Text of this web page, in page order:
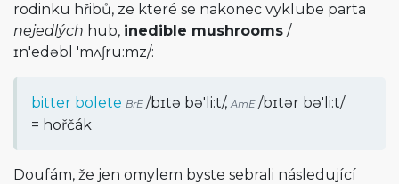
rodinku hřibů, ze které se nakonec vyklube parta
nejedlých hub, inedible mushrooms /
ɪn'edəbl 'mʌʃru:mz/:
bitter bolete BrE /bɪtə bə'li:t/,AmE /bɪtər bə'li:t/
= hořčák
Doufám, že jen omylem byste sebrali následující